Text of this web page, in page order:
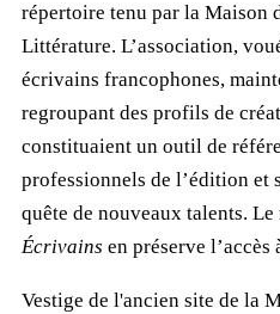
répertoire tenu par la Maison
Littérature. L’association,
écrivains francophones,
regroupant des profils de
constituaient un outil de
professionnels de l’édition et
quête de nouveaux talents. Le
Écrivains en préserve
Vestige de l'ancien site de la